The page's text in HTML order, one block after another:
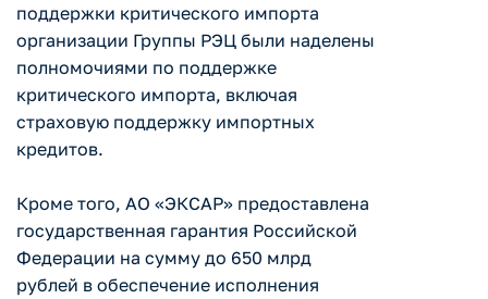
поддержки критического импорта
организации Группы РЭЦ были наделены
полномочиями по поддержке
критического импорта, включая
страховую поддержку импортных
кредитов.
Кроме того, АО «ЭКСАР» предоставлена
государственная гарантия Российской
Федерации на сумму до 650 млрд
рублей в обеспечение исполнения